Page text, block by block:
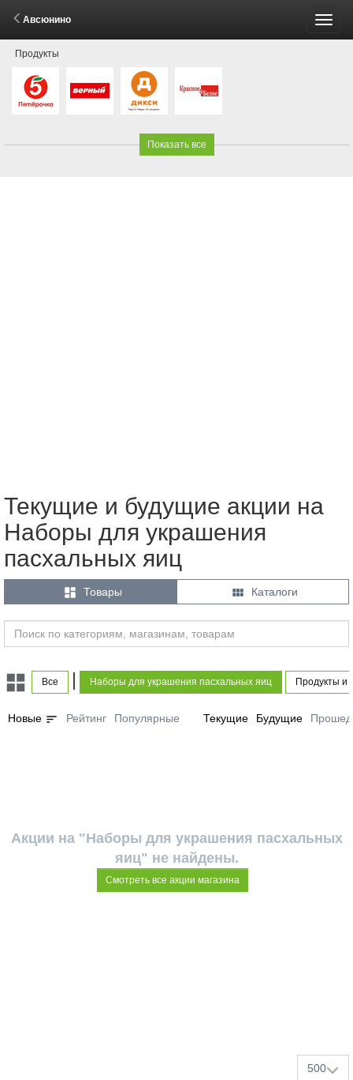
Авсюнино
Продукты
Показать все
Текущие и будущие акции на
Наборы для украшения
пасхальных яиц
 Товары  Каталоги
Все Наборы для украшения пасхальных яиц Продукты и
Новые sort Рейтинг Популярные Текущие Будущие
Акции на "Наборы для украшения пасхальных
яиц" не найдены.
Смотреть все акции магазина
500